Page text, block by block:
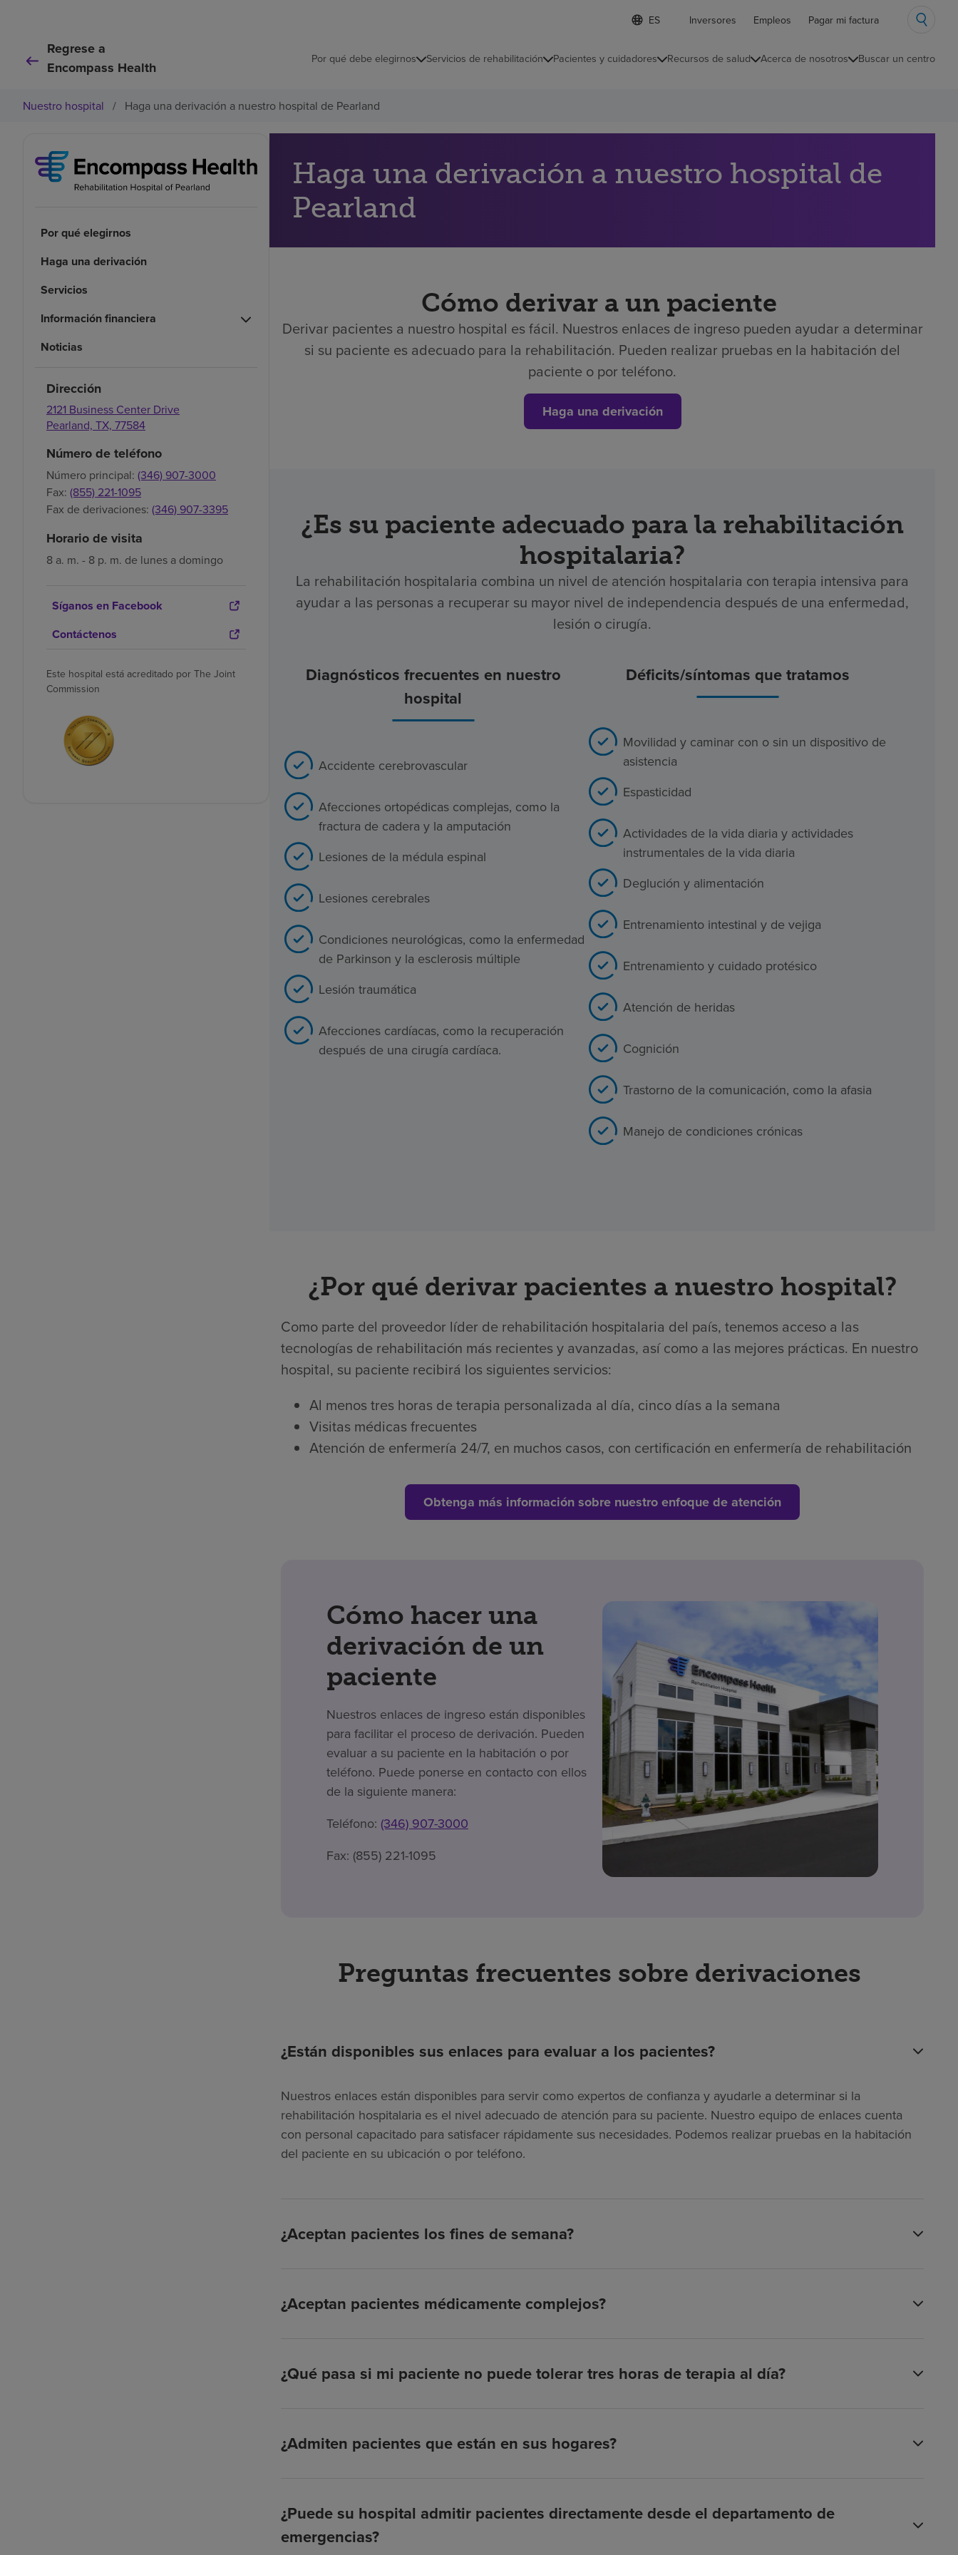
Lista
de
contraída
d
o
m
e
i
Inversores Empleos Pagar mi factura
Regrese a
Encompass Health
Por qué debe elegirnos Servicios de rehabilitación Pacientes y cuidadores Recursos de salud Acerca de nosotros Buscar un centro
Nuestro hospital / Haga una derivación a nuestro hospital de Pearland
Por qué elegirnos
Haga una derivación
Servicios
Información financiera
Noticias
Dirección
2121 Business Center Drive
Pearland, TX, 77584
Número de teléfono
Número principal: (346) 907-3000
Fax: (855) 221-1095
Fax de derivaciones: (346) 907-3395
Horario de visita
8 a. m. - 8 p. m. de lunes a domingo
Síganos en Facebook
Contáctenos
Este hospital está acreditado por The Joint
Commission
Haga una derivación a nuestro hospital de
Pearland
Cómo derivar a un paciente
Derivar pacientes a nuestro hospital es fácil. Nuestros enlaces de ingreso pueden ayudar a determinar
si su paciente es adecuado para la rehabilitación. Pueden realizar pruebas en la habitación del
paciente o por teléfono.
Haga una derivación
¿Es su paciente adecuado para la rehabilitación
hospitalaria?
La rehabilitación hospitalaria combina un nivel de atención hospitalaria con terapia intensiva para
ayudar a las personas a recuperar su mayor nivel de independencia después de una enfermedad,
lesión o cirugía.
Diagnósticos frecuentes en nuestro
hospital
Accidente cerebrovascular
Afecciones ortopédicas complejas, como la
fractura de cadera y la amputación
Lesiones de la médula espinal
Lesiones cerebrales
Condiciones neurológicas, como la enfermedad
de Parkinson y la esclerosis múltiple
Lesión traumática
Afecciones cardíacas, como la recuperación
después de una cirugía cardíaca.
Déficits/síntomas que tratamos
Movilidad y caminar con o sin un dispositivo de
asistencia
Espasticidad
Actividades de la vida diaria y actividades
instrumentales de la vida diaria
Deglución y alimentación
Entrenamiento intestinal y de vejiga
Entrenamiento y cuidado protésico
Atención de heridas
Cognición
Trastorno de la comunicación, como la afasia
Manejo de condiciones crónicas
¿Por qué derivar pacientes a nuestro hospital?
Como parte del proveedor líder de rehabilitación hospitalaria del país, tenemos acceso a las
tecnologías de rehabilitación más recientes y avanzadas, así como a las mejores prácticas. En nuestro
hospital, su paciente recibirá los siguientes servicios:
Al menos tres horas de terapia personalizada al día, cinco días a la semana
Visitas médicas frecuentes
Atención de enfermería 24/7, en muchos casos, con certificación en enfermería de rehabilitación
Obtenga más información sobre nuestro enfoque de atención
Cómo hacer una
derivación de un
paciente
Nuestros enlaces de ingreso están disponibles
para facilitar el proceso de derivación. Pueden
evaluar a su paciente en la habitación o por
teléfono. Puede ponerse en contacto con ellos
de la siguiente manera:
Teléfono: (346) 907-3000
Fax: (855) 221-1095
Preguntas frecuentes sobre derivaciones
¿Están disponibles sus enlaces para evaluar a los pacientes?
Nuestros enlaces están disponibles para servir como expertos de confianza y ayudarle a determinar si la
rehabilitación hospitalaria es el nivel adecuado de atención para su paciente. Nuestro equipo de enlaces cuenta
con personal capacitado para satisfacer rápidamente sus necesidades. Podemos realizar pruebas en la habitación
del paciente en su ubicación o por teléfono.
¿Aceptan pacientes los fines de semana?
¿Aceptan pacientes médicamente complejos?
¿Qué pasa si mi paciente no puede tolerar tres horas de terapia al día?
¿Admiten pacientes que están en sus hogares?
¿Puede su hospital admitir pacientes directamente desde el departamento de
emergencias?